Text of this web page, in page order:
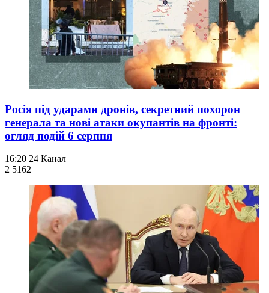
Росія під ударами дронів, секретний похорон
генерала та нові атаки окупантів на фронті:
огляд подій 6 серпня
16:20 24 Канал
2 5162